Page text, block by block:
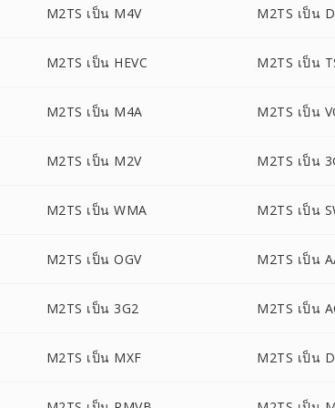
M2TS เป็น M4V M2TS เป็น
M2TS เป็น HEVC M2TS เป็น
M2TS เป็น M4A M2TS เป็น
M2TS เป็น M2V M2TS เป็น
M2TS เป็น WMA M2TS เป็น
M2TS เป็น OGV M2TS เป็น
M2TS เป็น 3G2 M2TS เป็น
M2TS เป็น MXF M2TS เป็น